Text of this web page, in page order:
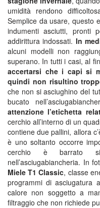
umidità rendono
Semplice da usare, questo
indumenti asciutti, pronti
addirittura indossati. In
alcuni modelli non
superano. In tutti i casi, al
accertarsi che i capi si
quindi non risultino
che non si asciughino del
bucato
attenzione l’etichetta
cerchio all’interno di un
contiene due pallini, allora
è uno soltanto occorre
cerchio è barrato
nell’asciugabiancheria. In
Miele T1 Classic, classe
programmi di asciugatura
calore non soggetto a
filtraggio che non richiede